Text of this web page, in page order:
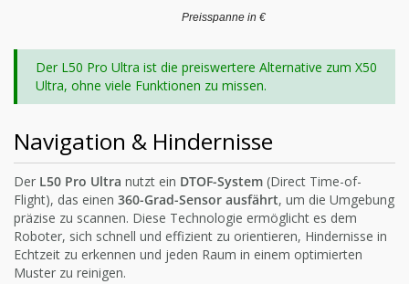
Preisspanne in €
Der L50 Pro Ultra ist die preiswertere Alternative zum X50
Ultra, ohne viele Funktionen zu missen.
Navigation & Hindernisse
Der L50 Pro Ultra nutzt ein DTOF-System (Direct Time-of-
Flight), das einen 360-Grad-Sensor ausfährt, um die Umgebung
präzise zu scannen. Diese Technologie ermöglicht es dem
Roboter, sich schnell und effizient zu orientieren, Hindernisse in
Echtzeit zu erkennen und jeden Raum in einem optimierten
Muster zu reinigen.